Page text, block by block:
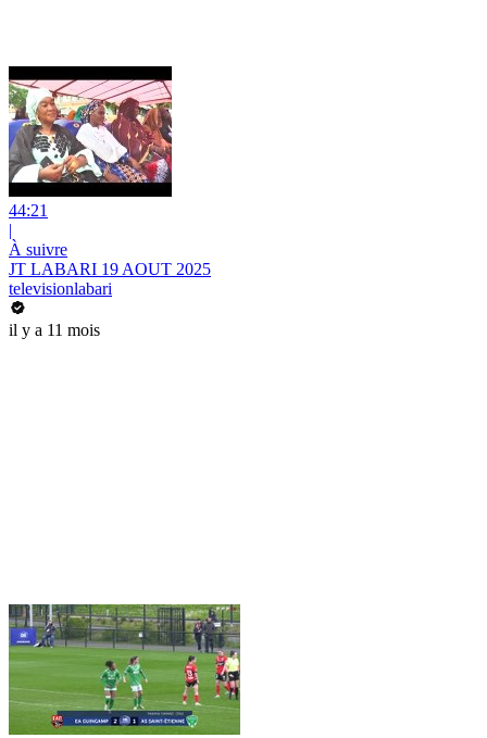
44:21
|
À suivre
JT LABARI 19 AOUT 2025
televisionlabari
il y a 11 mois